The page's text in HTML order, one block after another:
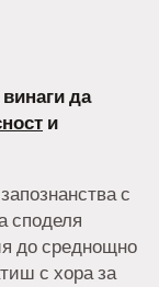
да
и
с
споделя
до среднощно
с хора за